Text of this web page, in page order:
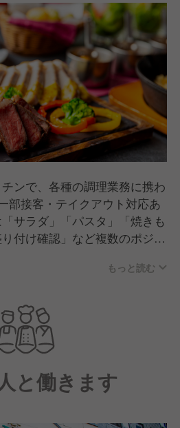
度（母国への帰国に伴う休
は最大連続30日間）※規定
ンで、各種の調理業務に携わ
部接客・テイクアウト対応あ
サラダ」「パスタ」「焼きも
付け確認」など複数のポジシ
映え重視なカフェメニュー」
「個性的なコラボメニュー」
挑戦できます
もっと読む
と働きます